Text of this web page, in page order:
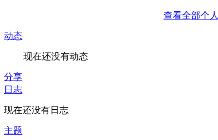
查看全部个
动态
现在还没有动态
分享
日志
现在还没有日志
主题